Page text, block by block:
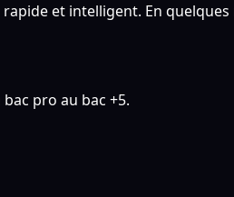
et intelligent. En
pro au bac +5.